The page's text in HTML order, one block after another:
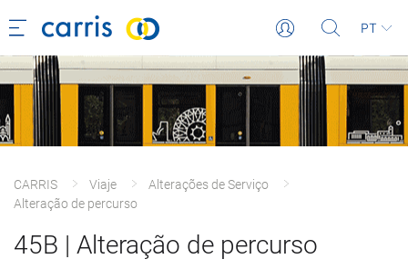
PT
CARRIS Viaje
Alterações de Serviço
Alteração de percurso
45B | Alteração de percurso